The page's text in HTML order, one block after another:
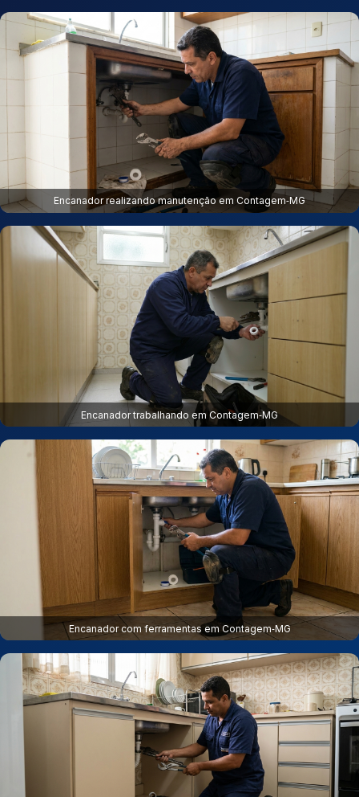
Encanador realizando manutenção em Contagem‑MG
Encanador trabalhando em Contagem‑MG
Encanador com ferramentas em Contagem‑MG